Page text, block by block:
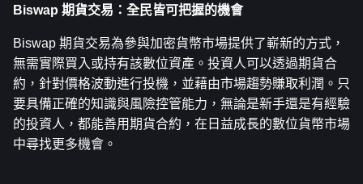
Biswap 期貨交易：全民皆可把握的機會
Biswap 期貨交易為參與加密貨幣市場提供了嶄新的方式，
無需實際買入或持有該數位資產。投資人可以透過期貨合
約，針對價格波動進行投機，並藉由市場趨勢賺取利潤。只
要具備正確的知識與風險控管能力，無論是新手還是有經驗
的投資人，都能善用期貨合約，在日益成長的數位貨幣市場
中尋找更多機會。